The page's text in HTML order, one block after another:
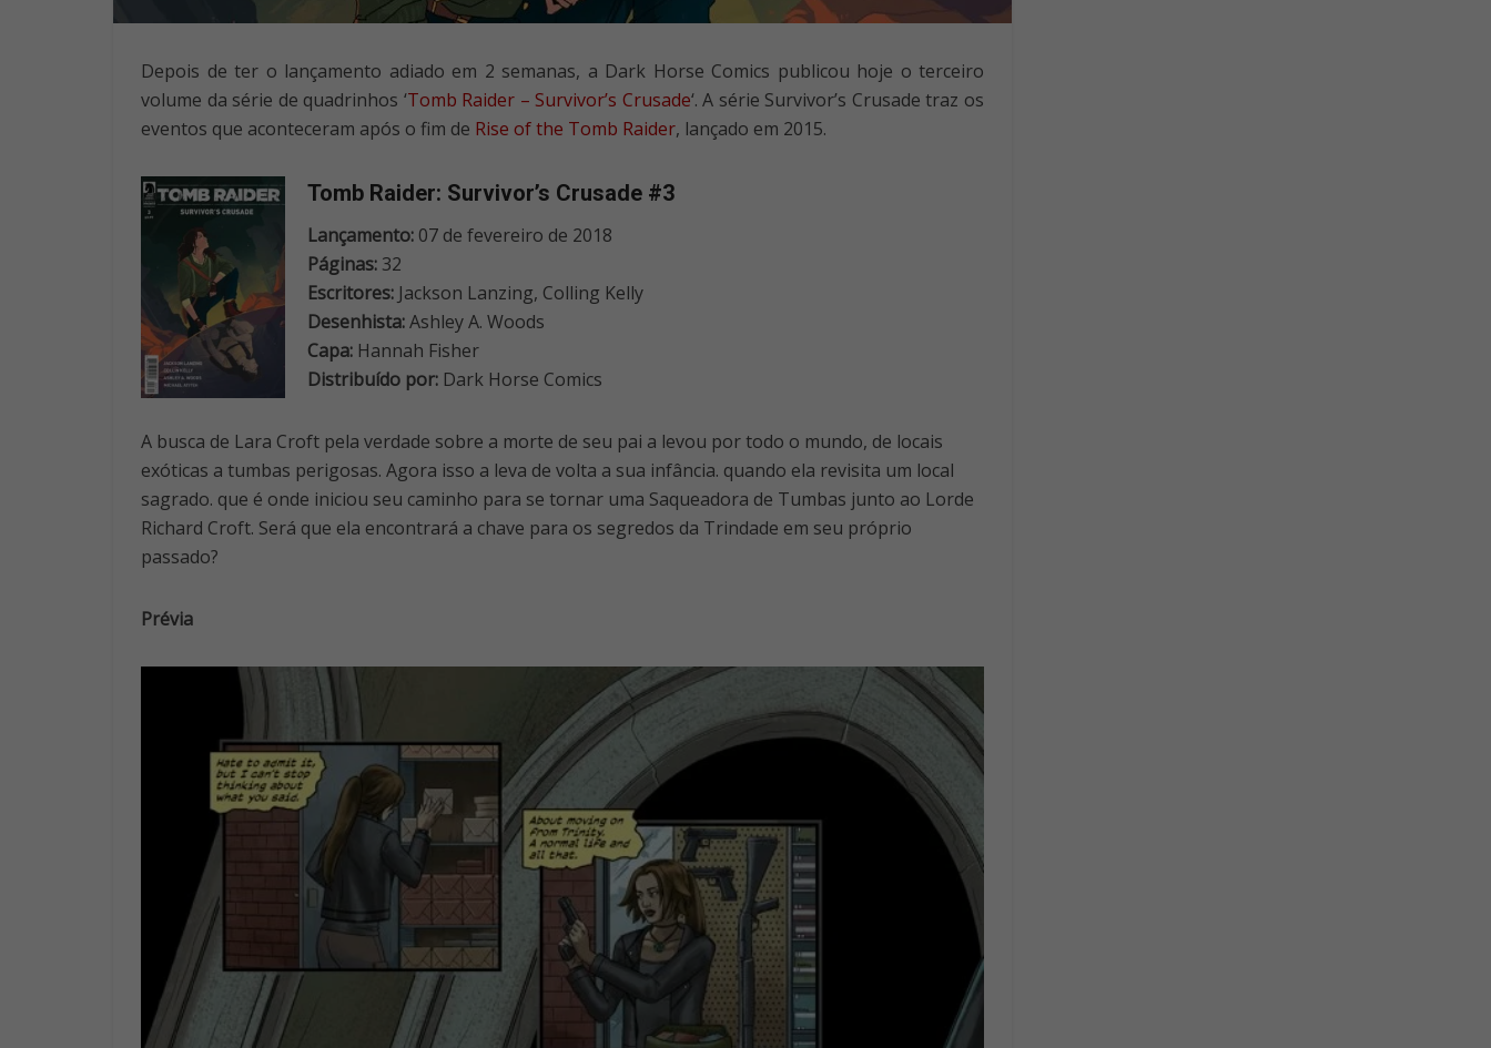
Depois de ter o lançamento adiado em 2 semanas, a Dark Horse Comics publicou hoje o terceiro
volume da série de quadrinhos ‘Tomb Raider – Survivor’s Crusade‘. A série Survivor’s Crusade traz os
eventos que aconteceram após o fim de Rise of the Tomb Raider, lançado em 2015.
Tomb Raider: Survivor’s Crusade #3
Lançamento: 07 de fevereiro de 2018
Páginas: 32
Escritores: Jackson Lanzing, Colling Kelly
Desenhista:Ashley A. Woods
Capa: Hannah Fisher
Distribuído por: Dark Horse Comics
A busca de Lara Croft pela verdade sobre a morte de seu pai a levou por todo o mundo, de locais
exóticas a tumbas perigosas. Agora isso a leva de volta a sua infância. quando ela revisita um local
sagrado. que é onde iniciou seu caminho para se tornar uma Saqueadora de Tumbas junto ao Lorde
Richard Croft. Será que ela encontrará a chave para os segredos da Trindade em seu próprio
passado?
Prévia